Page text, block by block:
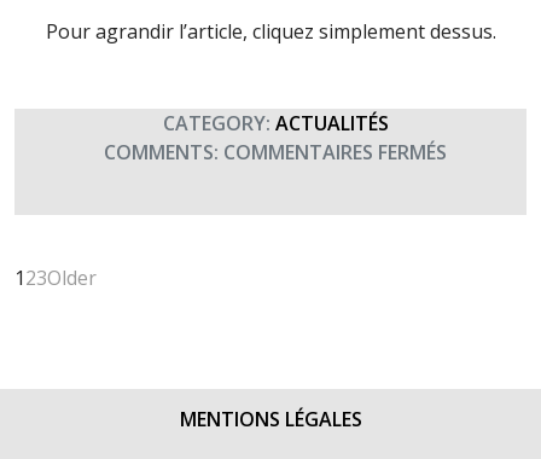
Pour agrandir l’article, cliquez simplement dessus.
CATEGORY: ACTUALITÉS
COMMENTS: COMMENTAIRES FERMÉS
RMBS
JUILLET-
123Older
MENTIONS LÉGALES